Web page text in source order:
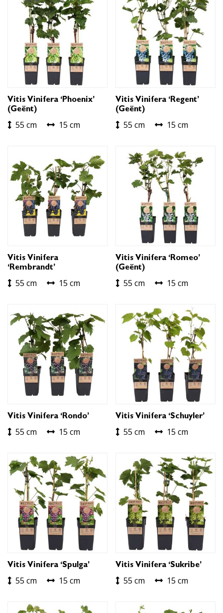
Vitis Vinifera ‘Phoenix’
(geënt)
55 cm 15 cm
Vitis Vinifera ‘Regent’
(geënt)
55 cm 15 cm
Vitis Vinifera
‘Rembrandt’
55 cm 15 cm
Vitis Vinifera ‘Romeo’
(geënt)
55 cm 15 cm
Vitis Vinifera ‘Rondo’
55 cm 15 cm
Vitis Vinifera ‘Schuyler’
55 cm 15 cm
Vitis Vinifera ‘Spulga’
55 cm 15 cm
Vitis Vinifera ‘Sukribe’
55 cm 15 cm